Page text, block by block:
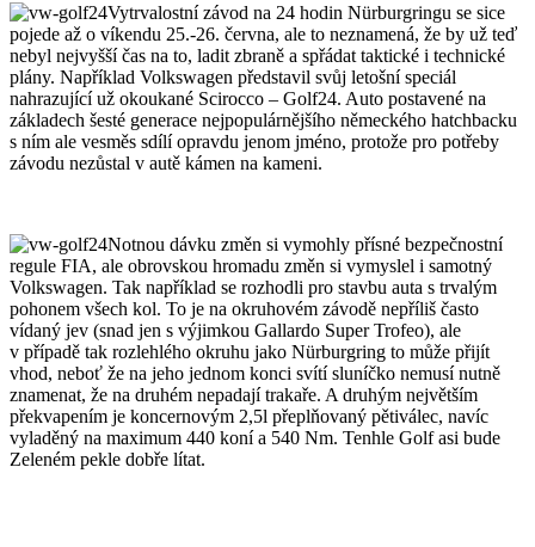
Vytrvalostní závod na 24 hodin Nürburgringu se sice
pojede až o víkendu 25.-26. června, ale to neznamená, že by už teď
nebyl nejvyšší čas na to, ladit zbraně a spřádat taktické i technické
plány. Například Volkswagen představil svůj letošní speciál
nahrazující už okoukané Scirocco – Golf24. Auto postavené na
základech šesté generace nejpopulárnějšího německého hatchbacku
s ním ale vesměs sdílí opravdu jenom jméno, protože pro potřeby
závodu nezůstal v autě kámen na kameni.
Notnou dávku změn si vymohly přísné bezpečnostní
regule FIA, ale obrovskou hromadu změn si vymyslel i samotný
Volkswagen. Tak například se rozhodli pro stavbu auta s trvalým
pohonem všech kol. To je na okruhovém závodě nepříliš často
vídaný jev (snad jen s výjimkou Gallardo Super Trofeo), ale
v případě tak rozlehlého okruhu jako Nürburgring to může přijít
vhod, neboť že na jeho jednom konci svítí sluníčko nemusí nutně
znamenat, že na druhém nepadají trakaře. A druhým největším
překvapením je koncernovým 2,5l přeplňovaný pětiválec, navíc
vyladěný na maximum 440 koní a 540 Nm. Tenhle Golf asi bude
Zeleném pekle dobře lítat.